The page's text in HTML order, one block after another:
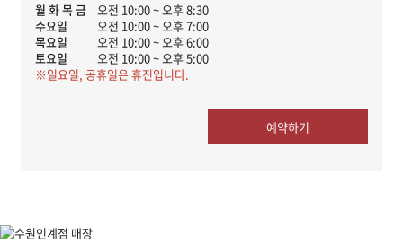
월 화 목 금 오전 10:00 ~ 오후 8:30
수요일
오전 10:00 ~ 오후 7:00
목요일
오전 10:00 ~ 오후 6:00
토요일
오전 10:00 ~ 오후 5:00
※일요일, 공휴일은 휴진입니다.
예약하기